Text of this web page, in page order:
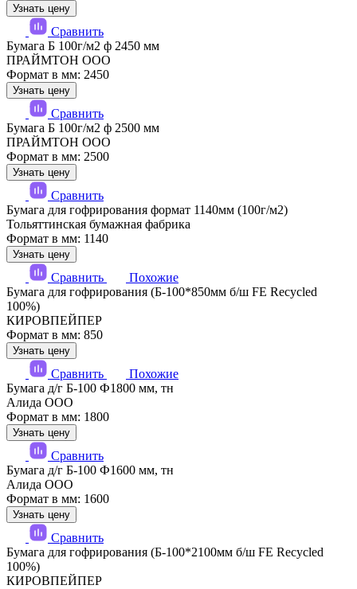
Узнать цену
Сравнить
Бумага Б 100г/м2 ф 2450 мм
ПРАЙМТОН ООО
Формат в мм: 2450
Узнать цену
Сравнить
Бумага Б 100г/м2 ф 2500 мм
ПРАЙМТОН ООО
Формат в мм: 2500
Узнать цену
Сравнить
Бумага для гофрирования формат 1140мм (100г/м2)
Тольяттинская бумажная фабрика
Формат в мм: 1140
Узнать цену
Сравнить
Похожие
Бумага для гофрирования (Б-100*850мм б/ш FE Recycled
100%)
КИРОВПЕЙПЕР
Формат в мм: 850
Узнать цену
Сравнить
Похожие
Бумага д/г Б-100 Ф1800 мм, тн
Алида ООО
Формат в мм: 1800
Узнать цену
Сравнить
Бумага д/г Б-100 Ф1600 мм, тн
Алида ООО
Формат в мм: 1600
Узнать цену
Сравнить
Бумага для гофрирования (Б-100*2100мм б/ш FE Recycled
100%)
КИРОВПЕЙПЕР